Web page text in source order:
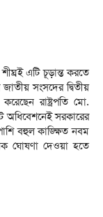
এটি চূড়ান্ত করতে
সংসদের দ্বিতীয়
রাষ্ট্রপতি মো.
অধিবেশনেই সরকারের
বহুল কাঙ্ক্ষিত নবম
ঘোষণা দেওয়া হতে